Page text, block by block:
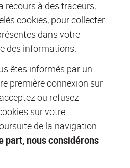
recours à des traceurs,
cookies, pour collecter
dans votre
des informations.
êtes informés par un
première connexion sur
ou refusez
sur votre
de la navigation.
part, nous considérons